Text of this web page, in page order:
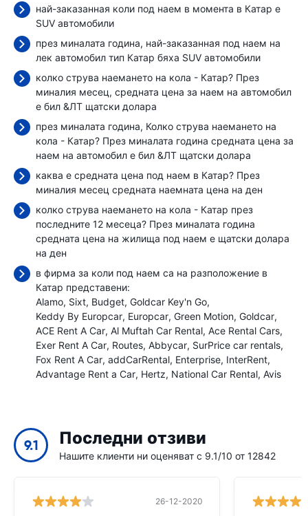
най-заказанная коли под наем в момента в Катар е
SUV автомобили
през миналата година, най-заказанная под наем на
лек автомобил тип Катар бяха SUV автомобили
колко струва наемането на кола - Катар? През
миналия месец, средната цена за наем на автомобил
е бил &ЛТ щатски долара
през миналата година, Колко струва наемането на
кола - Катар? През миналата година средната цена за
наем на автомобил е бил &ЛТ щатски долара
каква е средната цена под наем в Катар? През
миналия месец средната наемната цена на ден
колко струва наемането на кола - Катар през
последните 12 месеца? През миналата година
средната цена на жилища под наем е щатски долара
на ден
в фирма за коли под наем са на разположение в
Катар представени:
Alamo Sixt Budget Goldcar Key'n Go
Keddy By Europcar Europcar Green Motion Goldcar
ACE Rent A Car Al Muftah Car Rental Ace Rental Cars
Exer Rent A Car Routes Abbycar SurPrice car rentals
Fox Rent A Car addCarRental Enterprise InterRent
Advantage Rent a Car Hertz National Car Rental Avis
9.1 Последни отзиви
Нашите клиенти ни оценяват с 9.1/10 от 12842
26-12-2020